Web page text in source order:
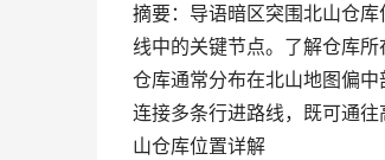
摘要：导语暗区突围北山仓
线中的关键节点。了解仓库
仓库通常分布在北山地图偏
连接多条行进路线，既可通
山仓库位置详解